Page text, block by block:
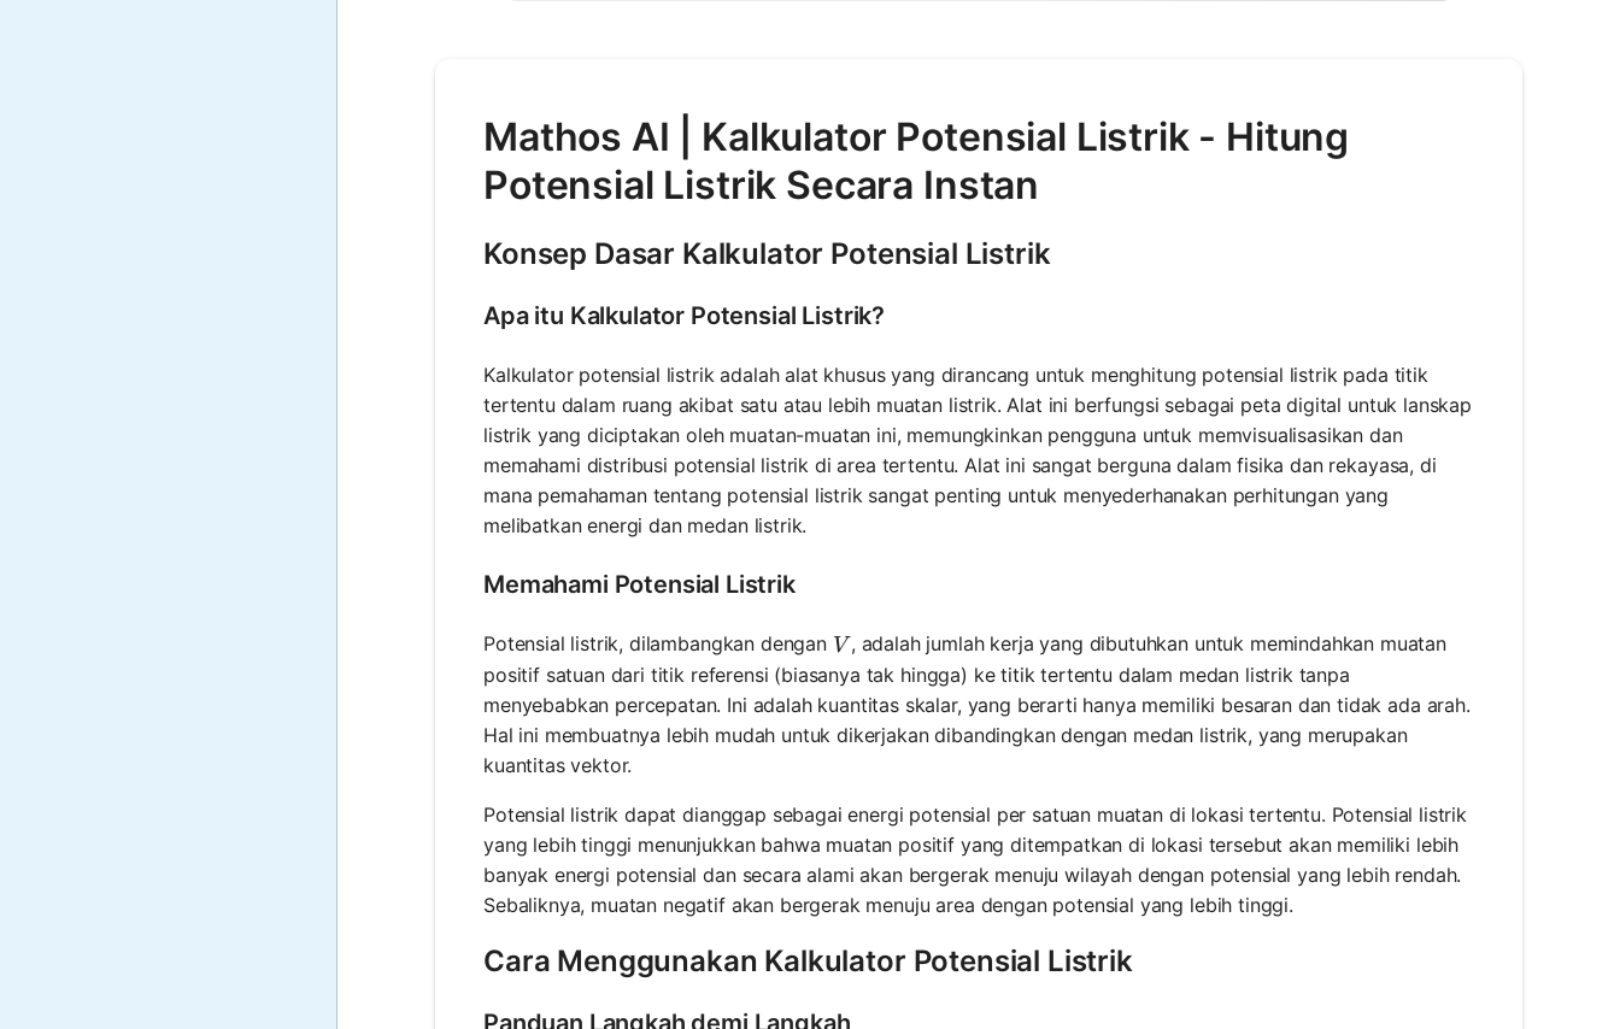
Mathos AI | Kalkulator Potensial Listrik - Hitung
Potensial Listrik Secara Instan
Konsep Dasar Kalkulator Potensial Listrik
Apa itu Kalkulator Potensial Listrik?
Kalkulator potensial listrik adalah alat khusus yang dirancang untuk menghitung potensial listrik pada titik
tertentu dalam ruang akibat satu atau lebih muatan listrik. Alat ini berfungsi sebagai peta digital untuk lanskap
listrik yang diciptakan oleh muatan-muatan ini, memungkinkan pengguna untuk memvisualisasikan dan
memahami distribusi potensial listrik di area tertentu. Alat ini sangat berguna dalam fisika dan rekayasa, di
mana pemahaman tentang potensial listrik sangat penting untuk menyederhanakan perhitungan yang
melibatkan energi dan medan listrik.
Memahami Potensial Listrik
Potensial listrik, dilambangkan dengan V
V , adalah jumlah kerja yang dibutuhkan untuk memindahkan muatan
positif satuan dari titik referensi (biasanya tak hingga) ke titik tertentu dalam medan listrik tanpa
menyebabkan percepatan. Ini adalah kuantitas skalar, yang berarti hanya memiliki besaran dan tidak ada arah.
Hal ini membuatnya lebih mudah untuk dikerjakan dibandingkan dengan medan listrik, yang merupakan
kuantitas vektor.
Potensial listrik dapat dianggap sebagai energi potensial per satuan muatan di lokasi tertentu. Potensial listrik
yang lebih tinggi menunjukkan bahwa muatan positif yang ditempatkan di lokasi tersebut akan memiliki lebih
banyak energi potensial dan secara alami akan bergerak menuju wilayah dengan potensial yang lebih rendah.
Sebaliknya, muatan negatif akan bergerak menuju area dengan potensial yang lebih tinggi.
Cara Menggunakan Kalkulator Potensial Listrik